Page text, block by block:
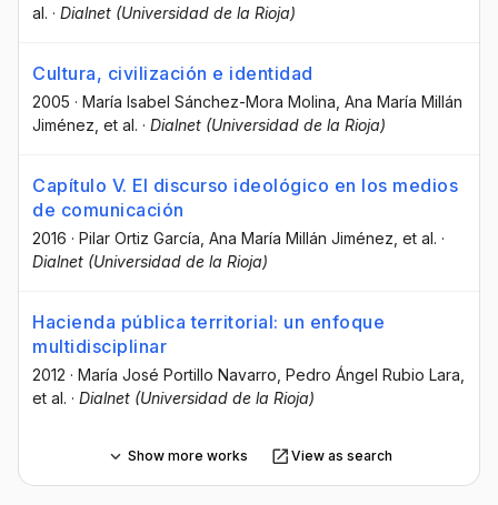
al. · Dialnet (Universidad de la Rioja)
Cultura, civilización e identidad
2005 · María Isabel Sánchez-Mora Molina , Ana María Millán
Jiménez , et al. · Dialnet (Universidad de la Rioja)
Capítulo V. El discurso ideológico en los medios
de comunicación
2016 · Pilar Ortiz García , Ana María Millán Jiménez , et al. ·
Dialnet (Universidad de la Rioja)
Hacienda pública territorial: un enfoque
multidisciplinar
2012 · María José Portillo Navarro , Pedro Ángel Rubio Lara
et al. · Dialnet (Universidad de la Rioja)
Show more works View as search